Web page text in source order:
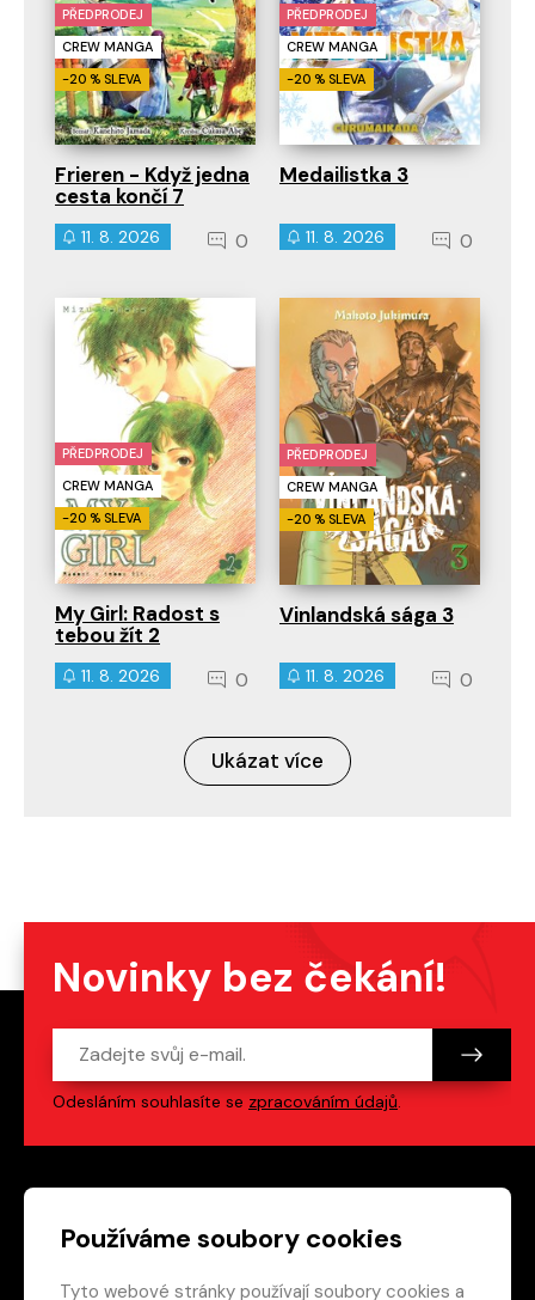
Používáme soubory cookies
Tyto webové stránky používají soubory cookies a
PŘEDPRODEJ
CREW MANGA
-20 % SLEVA
Frieren - Když jedna
cesta končí 7
11. 8. 2026 0
PŘEDPRODEJ
CREW MANGA
-20 % SLEVA
Medailistka 3
11. 8. 2026 0
PŘEDPRODEJ
CREW MANGA
-20 % SLEVA
My Girl: Radost s
tebou žít 2
11. 8. 2026 0
PŘEDPRODEJ
CREW MANGA
-20 % SLEVA
Vinlandská sága 3
11. 8. 2026 0
Ukázat více
Novinky bez čekání!
Odesláním souhlasíte se zpracováním údajů.
Patička webu Odkazy na sociální